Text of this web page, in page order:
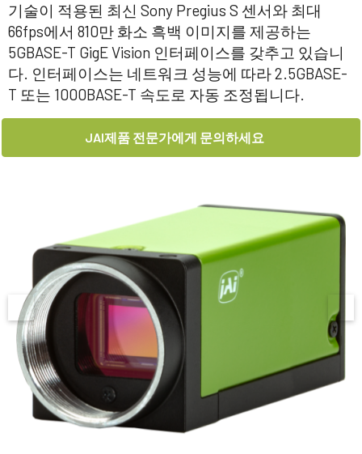
기술이 적용된 최신 Sony Pregius S 센서와 최대
66fps에서 810만 화소 흑백 이미지를 제공하는
5GBASE-T GigE Vision 인터페이스를 갖추고 있습니
다. 인터페이스는 네트워크 성능에 따라 2.5GBASE-
T 또는 1000BASE-T 속도로 자동 조정됩니다.
JAI제품 전문가에게 문의하세요